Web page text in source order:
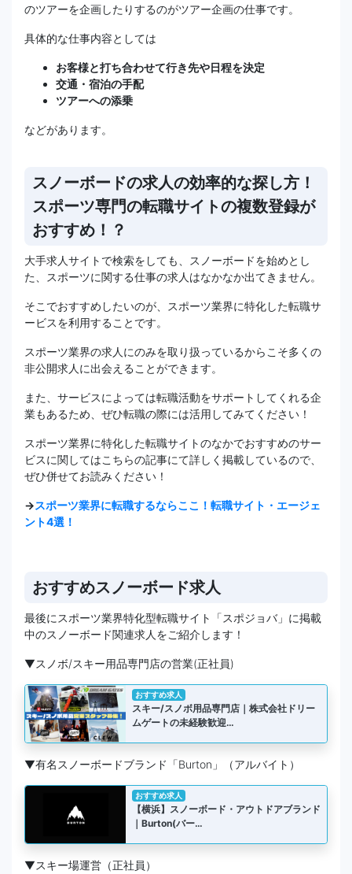
のツアーを企画したりするのがツアー企画の仕事です。
具体的な仕事内容としては
お客様と打ち合わせて行き先や日程を決定
交通・宿泊の手配
ツアーへの添乗
などがあります。
スノーボードの求人の効率的な探し方！
スポーツ専門の転職サイトの複数登録が
おすすめ！？
大手求人サイトで検索をしても、スノーボードを始めとし
た、スポーツに関する仕事の求人はなかなか出てきません。
そこでおすすめしたいのが、スポーツ業界に特化した転職サ
ービスを利用することです。
スポーツ業界の求人にのみを取り扱っているからこそ多くの
非公開求人に出会えることができます。
また、サービスによっては転職活動をサポートしてくれる企
業もあるため、ぜひ転職の際には活用してみてください！
スポーツ業界に特化した転職サイトのなかでおすすめのサー
ビスに関してはこちらの記事にて詳しく掲載しているので、
ぜひ併せてお読みください！
→スポーツ業界に転職するならここ！転職サイト・エージェ
ント4選！
おすすめスノーボード求人
最後にスポーツ業界特化型転職サイト「スポジョバ」に掲載
中のスノーボード関連求人をご紹介します！
▼スノボ/スキー用品専門店の営業(正社員)
おすすめ求人
スキー/スノボ用品専門店｜株式会社ドリー
ムゲートの未経験歓迎…
▼有名スノーボードブランド「Burton」（アルバイト）
おすすめ求人
【横浜】スノーボード・アウトドアブランド
｜Burton(バー…
▼スキー場運営（正社員）